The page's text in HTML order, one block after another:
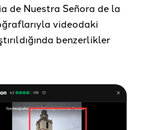
de Nuestra Señora de la
videodaki
benzerlikler